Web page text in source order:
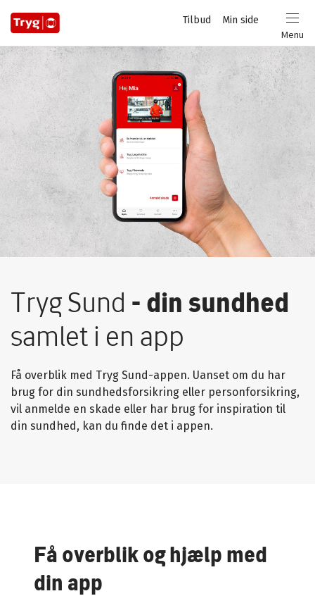
Menu
Privat
Login
Min side
Tilbud
Tryg Sund - din sundhed
samlet i en app
Få overblik med Tryg Sund-appen. Uanset om du har
brug for din sundhedsforsikring eller personforsikring,
vil anmelde en skade eller har brug for inspiration til
din sundhed, kan du finde det i appen.
Få overblik og hjælp med
din app